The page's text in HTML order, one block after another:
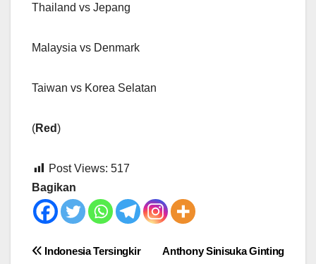
Thailand vs Jepang
Malaysia vs Denmark
Taiwan vs Korea Selatan
(Red)
Post Views: 517
Bagikan
Post
Anthony Sinisuka Ginting
Indonesia Tersingkir